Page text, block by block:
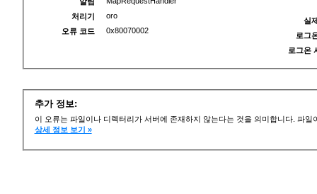
처리기
oro
오류 코드
0x80070002
실
로그
로그온
추가 정보:
이 오류는 파일이나 디렉터리가 서버에 존재하지 않는다는 것을 의미합니다. 파
상세 정보 보기 »